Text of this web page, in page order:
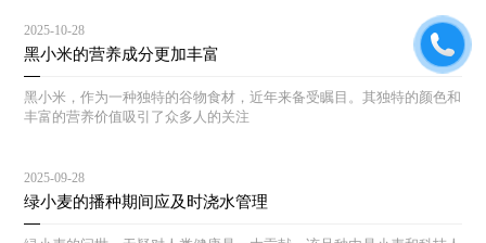
2025-10-28
黑小米的营养成分更加丰富
黑小米，作为一种独特的谷物食材，近年来备受瞩目。其独特的颜色和
丰富的营养价值吸引了众多人的关注
2025-09-28
绿小麦的播种期间应及时浇水管理